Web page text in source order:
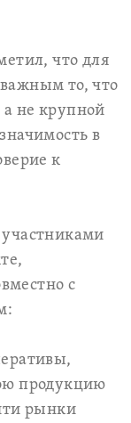
что для
то, что
не крупной
в
к
с
продукцию
рынки